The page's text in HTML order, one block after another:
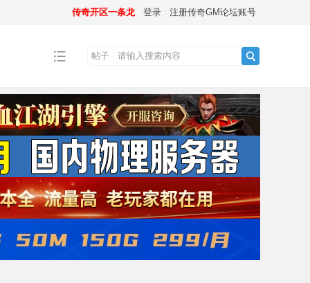
传奇开区一条龙 登录 注册传奇GM论坛账号
帖子
索